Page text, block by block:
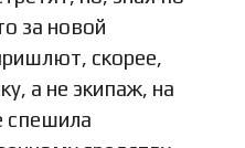
за новой
скорее,
а не экипаж, на
спешила